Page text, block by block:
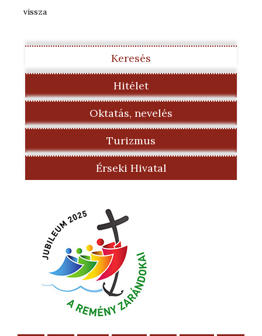
vissza
Keresés
Hitélet
Oktatás, nevelés
Turizmus
Érseki Hivatal